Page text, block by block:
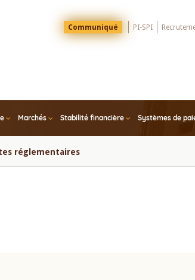
Menu
Top
Communiqué PI-SPI
Marchés Stabilité financière Systèmes de
réglementaires